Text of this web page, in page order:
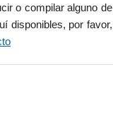
o compilar alguno de
disponibles, por favor,